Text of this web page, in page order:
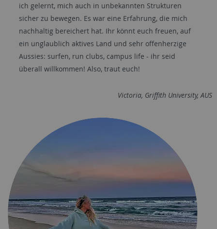
ich gelernt, mich auch in unbekannten Strukturen
sicher zu bewegen. Es war eine Erfahrung, die mich
nachhaltig bereichert hat. Ihr könnt euch freuen, auf
ein unglaublich aktives Land und sehr offenherzige
Aussies: surfen, run clubs, campus life - ihr seid
überall willkommen! Also, traut euch!
Victoria, Griffith University, AUS